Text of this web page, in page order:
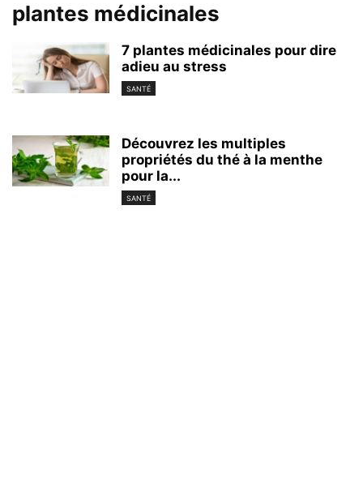
plantes médicinales
7 plantes médicinales pour dire
adieu au stress
SANTÉ
Découvrez les multiples
propriétés du thé à la menthe
pour la...
SANTÉ